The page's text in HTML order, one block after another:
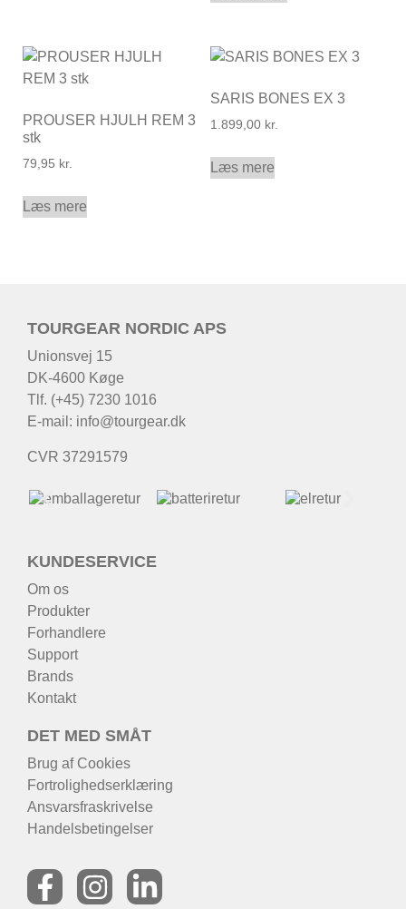
PROUSER HJULH REM 3
stk
79,95 kr.
Læs mere
SARIS BONES EX 3
1.899,00 kr.
Læs mere
TOURGEAR NORDIC APS
Unionsvej 15
DK-4600 Køge
Tlf. (+45) 7230 1016
E-mail: info@tourgear.dk
CVR 37291579
KUNDESERVICE
Om os
Produkter
Forhandlere
Support
Brands
Kontakt
DET MED SMÅT
Brug af Cookies
Fortrolighedserklæring
Ansvarsfraskrivelse
Handelsbetingelser